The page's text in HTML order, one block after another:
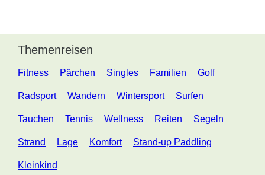
Themenreisen
Fitness Pärchen Singles Familien Golf
Radsport Wandern Wintersport Surfen
Tauchen Tennis Wellness Reiten Segeln
Strand Lage Komfort Stand-up Paddling
Kleinkind